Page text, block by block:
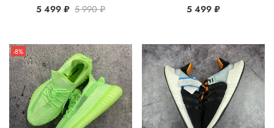
5 499 ₽ 5 990 ₽
5 499 ₽
-8%